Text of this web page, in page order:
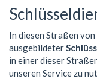
In diesen Straßen von
ausgebildeter
in einer dieser
unseren Service zu